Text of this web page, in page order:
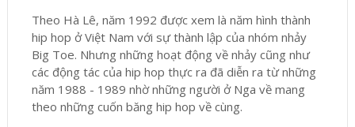
Theo Hà Lê, năm 1992 được xem là năm hình thành
hip hop ở Việt Nam với sự thành lập của nhóm nhảy
Big Toe. Nhưng những hoạt động về nhảy cũng như
các động tác của hip hop thực ra đã diễn ra từ những
năm 1988 - 1989 nhờ những người ở Nga về mang
theo những cuốn băng hip hop về cùng.